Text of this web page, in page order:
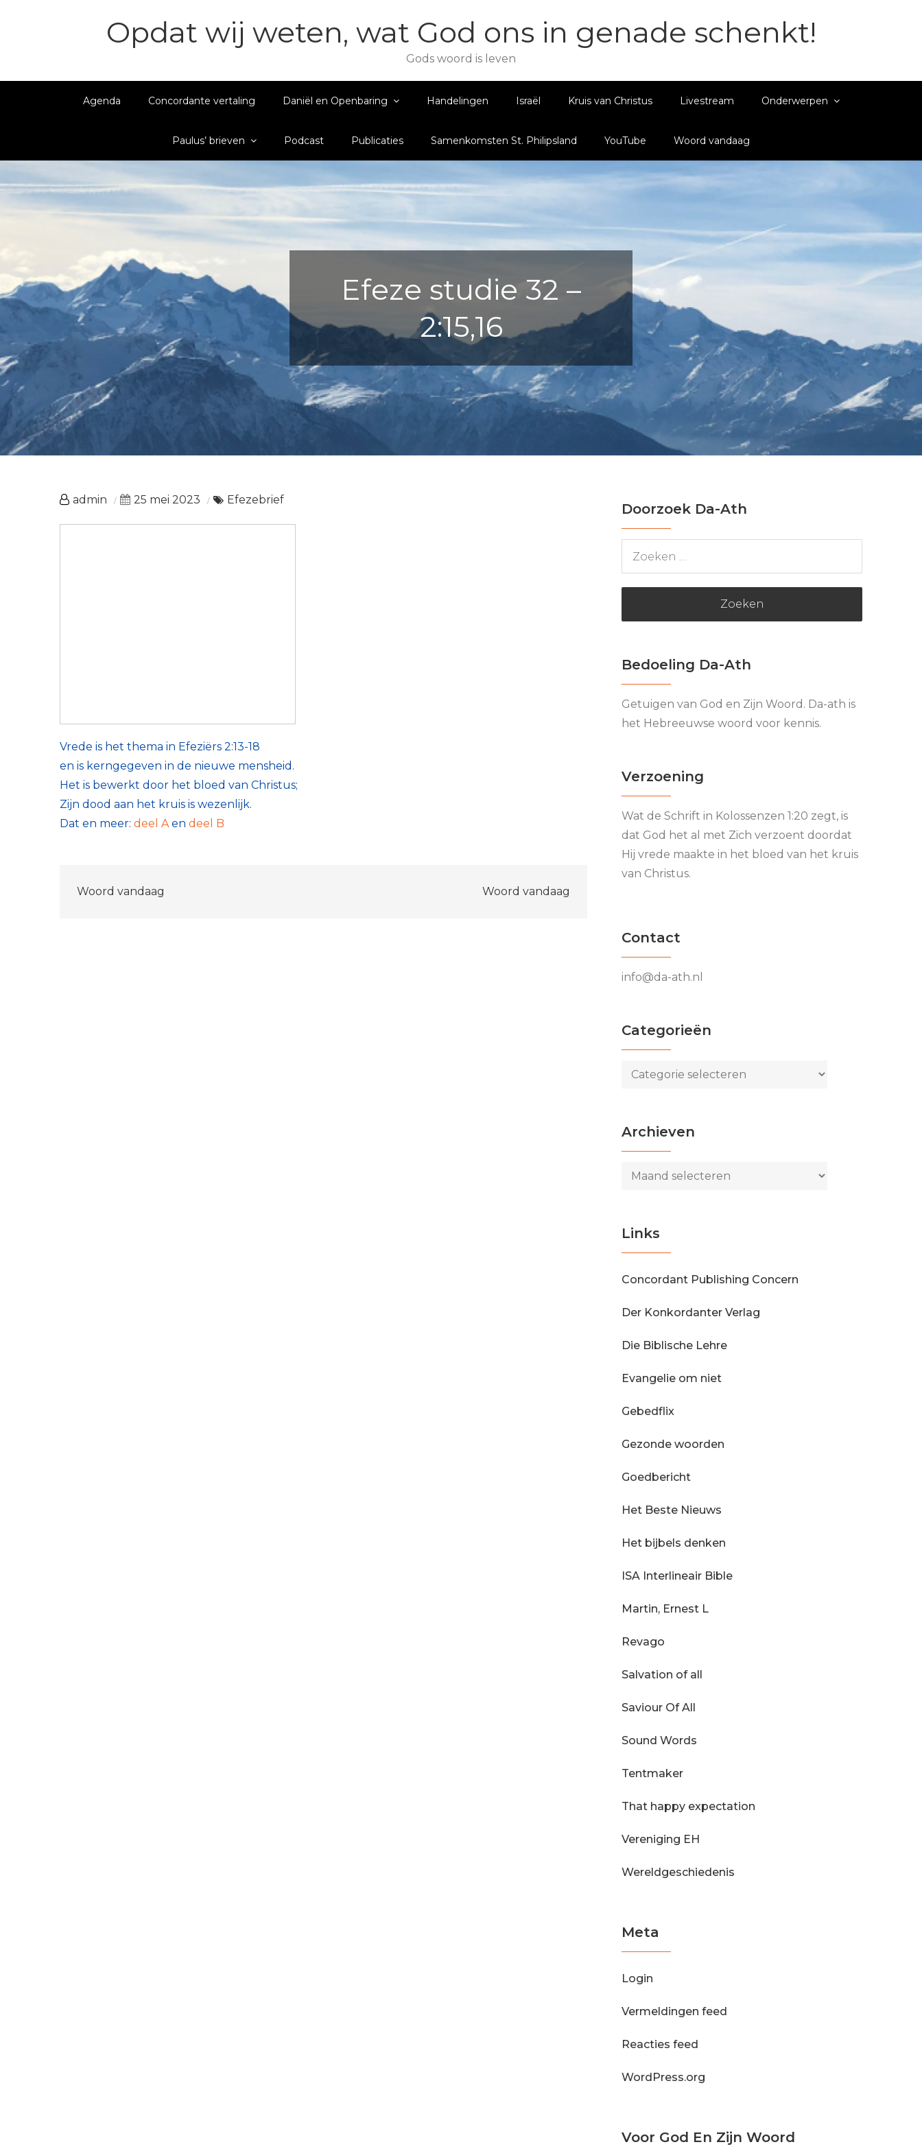
Opdat wij weten, wat God ons in genade schenkt!
Gods woord is leven
Agenda Concordante vertaling Daniël en Openbaring Handelingen Israël Kruis van Christus Livestream Onderwerpen
Paulus’ brieven Podcast Publicaties Samenkomsten St. Philipsland YouTube Woord vandaag
Efeze studie 32 –
2:15,16
admin 25 mei 2023 Efezebrief
Vrede is het thema in Efeziërs 2:13-18
en is kerngegeven in de nieuwe mensheid.
Het is bewerkt door het bloed van Christus;
Zijn dood aan het kruis is wezenlijk.
Dat en meer: deel Aen deel B
Bericht
Woord vandaag Woord vandaag
Doorzoek Da-Ath
Bedoeling Da-Ath
Getuigen van God en Zijn Woord. Da-ath is
het Hebreeuwse woord voor kennis.
Verzoening
Wat de Schrift in Kolossenzen 1:20 zegt, is
dat God het al met Zich verzoent doordat
Hij vrede maakte in het bloed van het kruis
van Christus.
Contact
info@da-ath.nl
Categorieën
Categorieën
Archieven
Archieven
Links
Concordant Publishing Concern
Der Konkordanter Verlag
Die Biblische Lehre
Evangelie om niet
Gebedflix
Gezonde woorden
Goedbericht
Het Beste Nieuws
Het bijbels denken
ISA Interlineair Bible
Martin, Ernest L
Revago
Salvation of all
Saviour Of All
Sound Words
Tentmaker
That happy expectation
Vereniging EH
Wereldgeschiedenis
Meta
Login
Vermeldingen feed
Reacties feed
WordPress.org
Voor God En Zijn Woord